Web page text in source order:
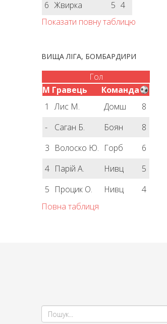
6 Жвирка 5 4
Показати повну таблицю
ВИЩА ЛІГА, БОМБАРДИРИ
Гол
М Гравець
Команда
1
Лис М. Домш
8
-
Саган Б. Боян
8
3 Волоско Ю. Горб
6
4 Парій А. Нивц
5
5 Процик О. Нивц
4
Повна таблиця